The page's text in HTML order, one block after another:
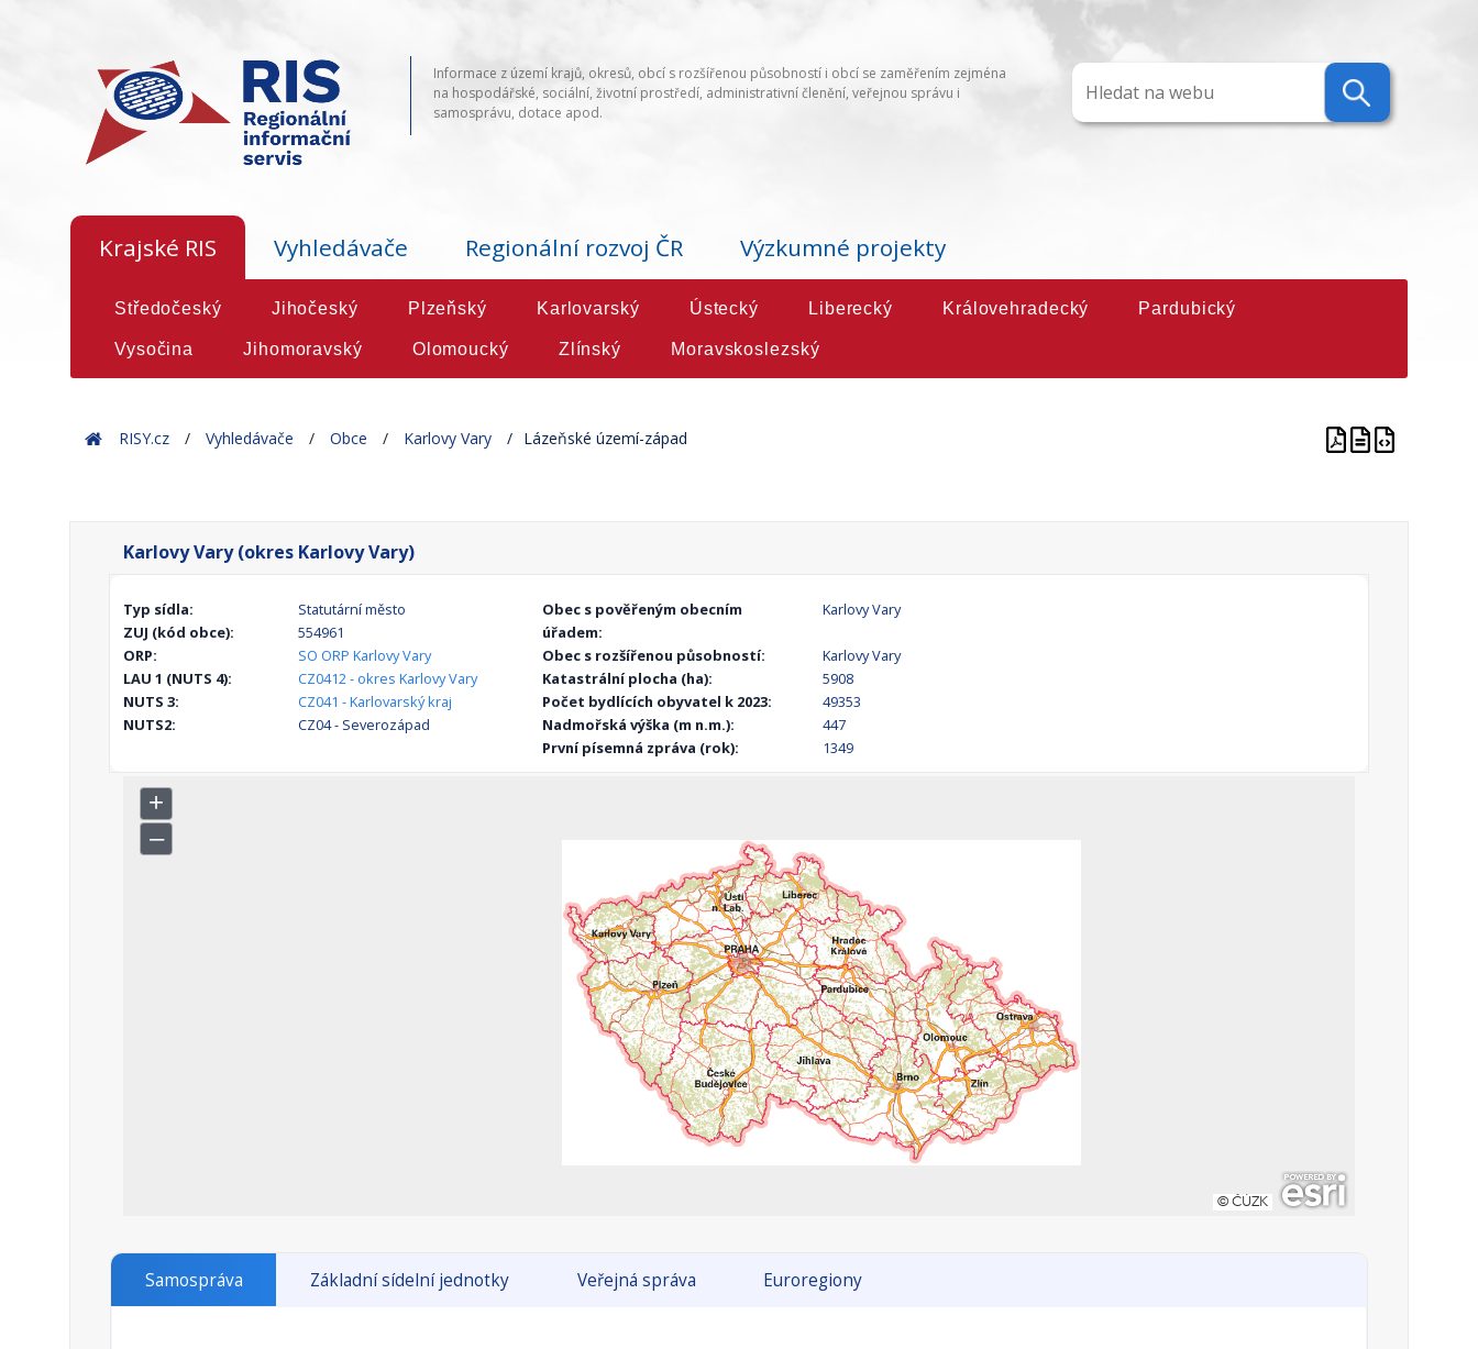
Informace z území krajů, okresů, obcí s rozšířenou působností i obcí se zaměřením zejména
na hospodářské, sociální, životní prostředí, administrativní členění, veřejnou správu i
samosprávu, dotace apod.
Krajské RIS Vyhledávače Regionální rozvoj ČR Výzkumné projekty
Středočeský Jihočeský Plzeňský Karlovarský Ústecký Liberecký Královehradecký Pardubický
Vysočina Jihomoravský Olomoucký Zlínský Moravskoslezský
HomeRISY.cz Vyhledávače Obce Karlovy Vary Lázeňské území-západ
Karlovy Vary (okres Karlovy Vary)
Typ sídla:
Statutární město
ZUJ (kód obce):
554961
ORP:
SO ORP Karlovy Vary
LAU 1 (NUTS 4):
CZ0412 - okres Karlovy Vary
NUTS 3:
CZ041 - Karlovarský kraj
NUTS2:
CZ04 - Severozápad
Obec s pověřeným obecním
úřadem:
Karlovy Vary
Obec s rozšířenou působností:
Karlovy Vary
Katastrální plocha (ha):
5908
Počet bydlících obyvatel k 2023:
49353
Nadmořská výška (m n.m.):
447
První písemná zpráva (rok):
1349
Samospráva Základní sídelní jednotky Veřejná správa Euroregiony